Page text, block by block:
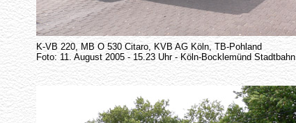
K-VB 220, MB O 530 Citaro, KVB AG Köln, TB-Pohland
Foto: 11. August 2005 - 15.23 Uhr - Köln-Bocklemünd Stadtbahn